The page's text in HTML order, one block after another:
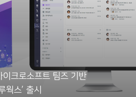
크로소프트 팀즈 기반
웍스’ 출시